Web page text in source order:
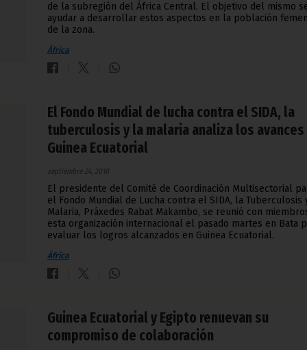
de la subregión del África Central. El objetivo del mismo
ayudar a desarrollar estos aspectos en la población
de la zona.
África
El Fondo Mundial de lucha contra el SIDA, la
tuberculosis y la malaria analiza los avances
Guinea Ecuatorial
septiembre 24, 2010
El presidente del Comité de Coordinación Multisectorial
el Fondo Mundial de Lucha contra el SIDA, la Tuberculosis
Malaria, Práxedes Rabat Makambo, se reunió con
esta organización internacional el pasado martes en Bata
evaluar los logros alcanzados en Guinea Ecuatorial.
África
Guinea Ecuatorial y Egipto renuevan su
compromiso de colaboración